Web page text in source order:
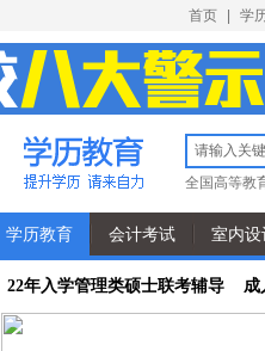
首页 学
全国高等教
学历教育 会计考试 室内设
22年入学管理类硕士联考辅导 成